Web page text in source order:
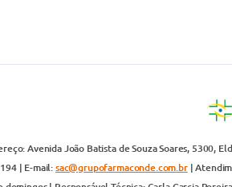
Avenida João Batista de Souza Soares,
| E-mail:sac@grupofarmaconde.com.br|